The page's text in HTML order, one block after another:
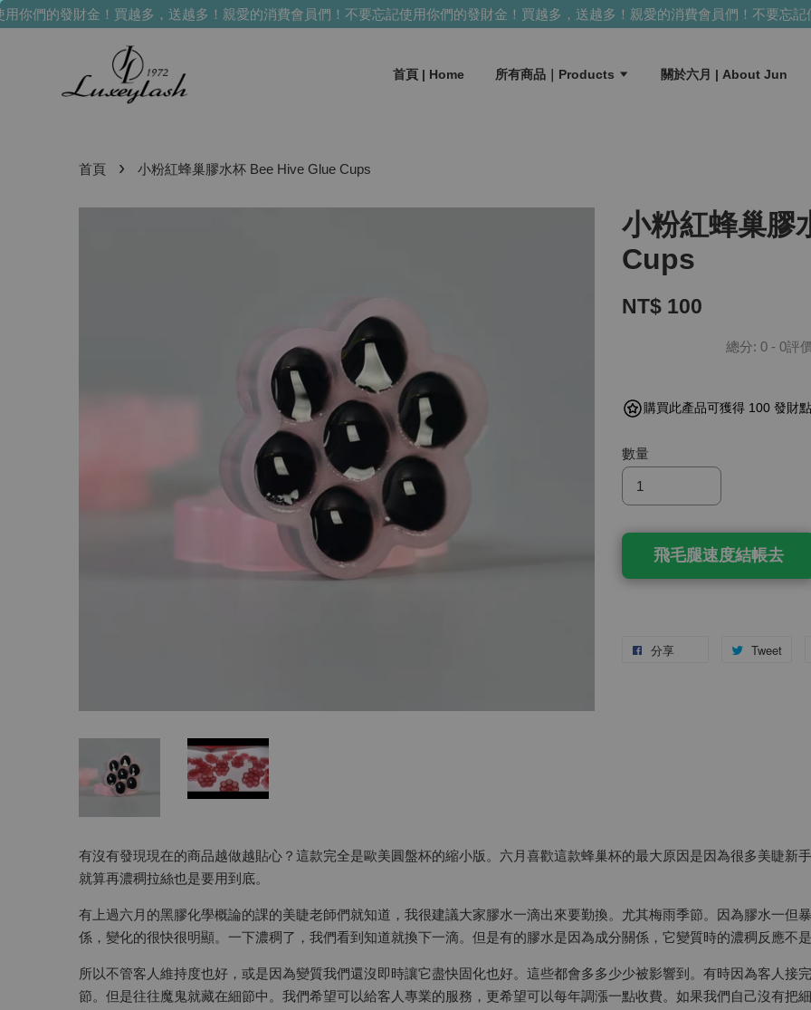
們的發財金！買越多，送越多！親愛的消費會員們！不要忘記使用你們的發財金！買越多，送越多！親愛的消費會員們！不要忘記使
首頁 | Home 所有商品｜Products 關於六月 | About Jun
首頁 › 小粉紅蜂巢膠水杯 Bee Hive Glue Cups
小粉紅蜂巢膠
Cups
NT$ 100
總分: 0 - 0評
購買此產品可獲得 100 發財
數量
飛毛腿速度結帳去
分享 Tweet
有沒有發現現在的商品越做越貼心？這款完全是歐美圓盤杯的縮小版。六月喜歡這款蜂巢杯的最大原因是因為很多美睫新
就算再濃稠拉絲也是要用到底。
有上過六月的黑膠化學概論的課的美睫老師們就知道，我很建議大家膠水一滴出來要勤換。尤其梅雨季節。因為膠水一但
係，變化的很快很明顯。一下濃稠了，我們看到知道就換下一滴。但是有的膠水是因為成分關係，它變質時的濃稠反應不
所以不管客人維持度也好，或是因為變質我們還沒即時讓它盡快固化也好。這些都會多多少少被影響到。有時因為客人接
節。但是往往魔鬼就藏在細節中。我們希望可以給客人專業的服務，更希望可以每年調漲一點收費。如果我們自己沒有把